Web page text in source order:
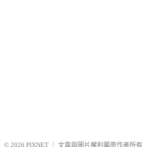
© 2026 PIXNET 文章與圖片權利屬原作者所有